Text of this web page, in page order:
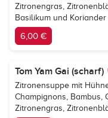
Zitronengras,
Basilikum und Koriander
6,00 €
Tom Yam Gai (scharf)
Zitronensuppe mit
Champignons, Bambus,
Zitronengras,